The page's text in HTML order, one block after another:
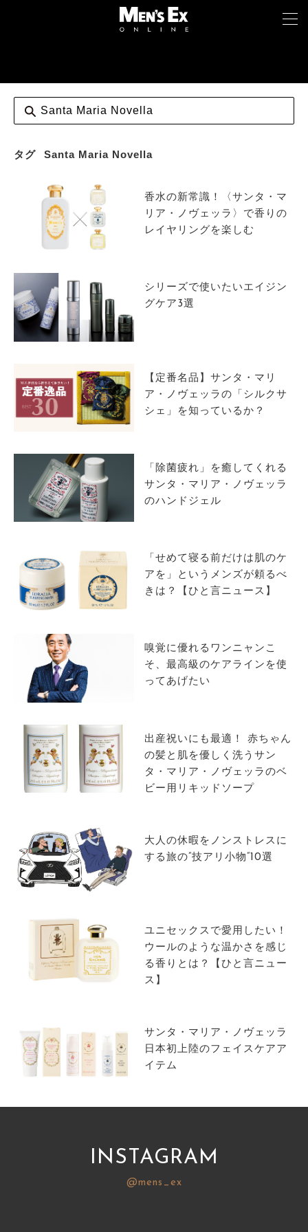
タグ Santa Maria Novella
香水の新常識！〈サンタ・マ
リア・ノヴェッラ〉で香りの
レイヤリングを楽しむ
シリーズで使いたいエイジン
グケア3選
【定番名品】サンタ・マリ
ア・ノヴェッラの「シルクサ
シェ」を知っているか？
「除菌疲れ」を癒してくれる
サンタ・マリア・ノヴェッラ
のハンドジェル
「せめて寝る前だけは肌のケ
アを」というメンズが頼るべ
きは？【ひと言ニュース】
嗅覚に優れるワンニャンこ
そ、最高級のケアラインを使
ってあげたい
出産祝いにも最適！ 赤ちゃん
の髪と肌を優しく洗うサン
タ・マリア・ノヴェッラのベ
ビー用リキッドソープ
大人の休暇をノンストレスに
する旅の”技アリ小物”10選
ユニセックスで愛用したい！
ウールのような温かさを感じ
る香りとは？【ひと言ニュー
ス】
サンタ・マリア・ノヴェッラ
日本初上陸のフェイスケアア
イテム
INSTAGRAM
@mens_ex
FASHION
WATCH
LIFESTYLE
COLUMN
MAGAZINE
ABOUT SITE